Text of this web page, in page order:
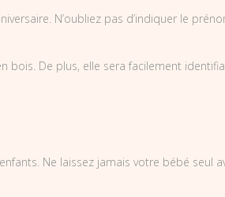
N’oubliez pas d’indiquer le
bois. De plus, elle sera facilement
Ne laissez jamais votre bébé seul